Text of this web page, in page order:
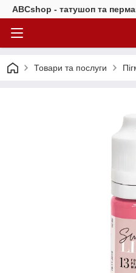
ABCshop - татушоп та
Товари та послуги